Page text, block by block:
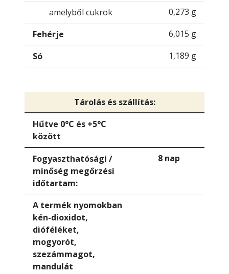
amelyből cukrok
0,273 g
Fehérje
6,015 g
Só
1,189 g
Tárolás és szállítás:
Hűtve 0°C és +5°C
között
Fogyaszthatósági /
minőség megőrzési
időtartam:
8 nap
A termék nyomokban
kén-dioxidot,
dióféléket,
mogyorót,
szezámmagot,
mandulát